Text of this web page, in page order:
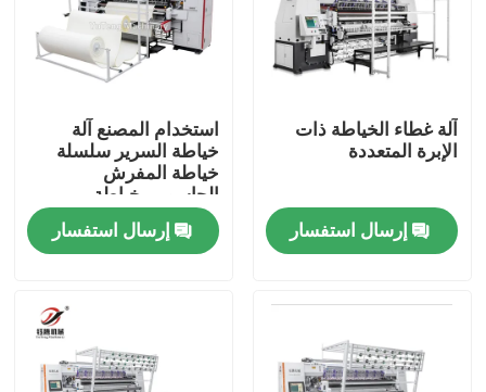
آلة غطاء الخياطة ذات
الإبرة المتعددة
إرسال استفسار
استخدام المصنع آلة
خياطة السرير سلسلة
خياطة المفرش
الحاسوبي خياطة
المفرش غطاء آلة
إرسال استفسار